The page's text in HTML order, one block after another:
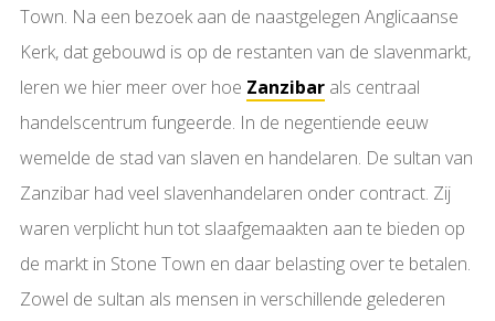
Town. Na een bezoek aan de naastgelegen Anglicaanse
Kerk, dat gebouwd is op de restanten van de slavenmarkt,
leren we hier meer over hoe Zanzibarals centraal
handelscentrum fungeerde. In de negentiende eeuw
wemelde de stad van slaven en handelaren. De sultan van
Zanzibar had veel slavenhandelaren onder contract. Zij
waren verplicht hun tot slaafgemaakten aan te bieden op
de markt in Stone Town en daar belasting over te betalen.
Zowel de sultan als mensen in verschillende gelederen